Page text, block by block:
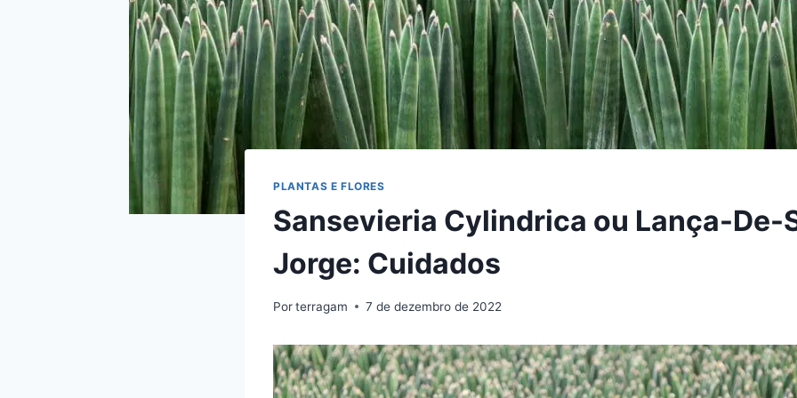
PLANTAS E FLORES
Sansevieria Cylindrica ou Lança-De-
Jorge: Cuidados
Porterragam 7 de dezembro de 2022